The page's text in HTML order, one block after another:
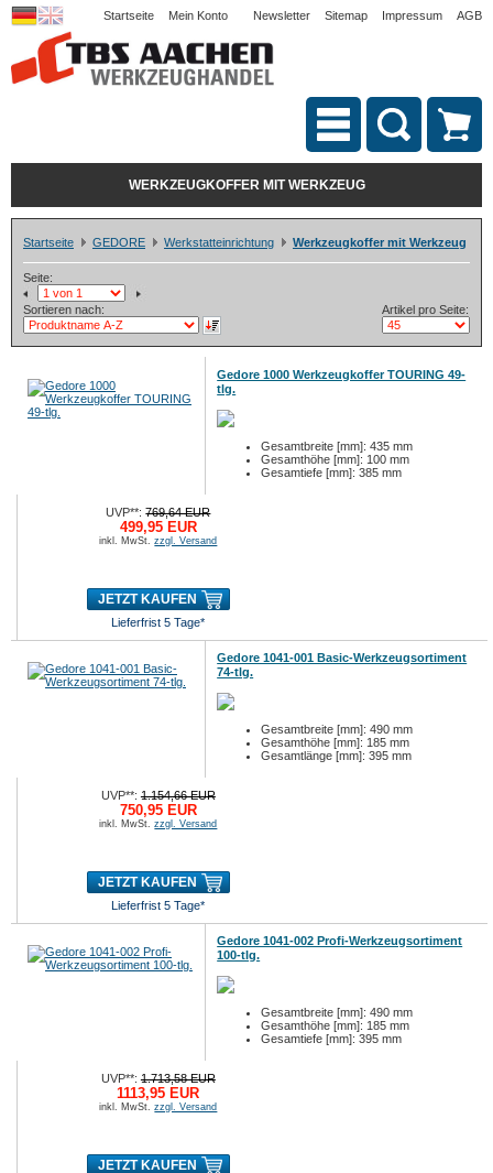
Startseite Mein Konto Newsletter Sitemap Impressum AGB
WERKZEUGKOFFER MIT WERKZEUG
Startseite GEDORE Werkstatteinrichtung Werkzeugkoffer mit Werkzeug
Seite:
Sortieren nach: Artikel pro Seite:
Gedore 1000 Werkzeugkoffer TOURING 49-
tlg.
Gesamtbreite [mm]: 435 mm
Gesamthöhe [mm]: 100 mm
Gesamtiefe [mm]: 385 mm
UVP**:769,64 EUR
499,95 EUR
inkl. MwSt.zzgl. Versand
JETZT KAUFEN
Lieferfrist 5 Tage*
Gedore 1041-001 Basic-Werkzeugsortiment
74-tlg.
Gesamtbreite [mm]: 490 mm
Gesamthöhe [mm]: 185 mm
Gesamtlänge [mm]: 395 mm
UVP**:1.154,66 EUR
750,95 EUR
inkl. MwSt.zzgl. Versand
JETZT KAUFEN
Lieferfrist 5 Tage*
Gedore 1041-002 Profi-Werkzeugsortiment
100-tlg.
Gesamtbreite [mm]: 490 mm
Gesamthöhe [mm]: 185 mm
Gesamtiefe [mm]: 395 mm
UVP**:1.713,58 EUR
1113,95 EUR
inkl. MwSt.zzgl. Versand
JETZT KAUFEN